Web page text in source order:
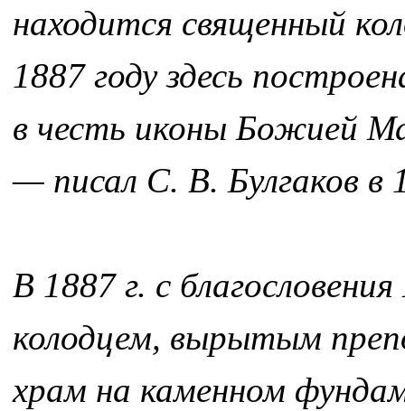
находится священный
1887 году здесь
в честь иконы Божией
— писал С. В. Булгаков в
В 1887 г. с
колодцем, вырытым
храм на каменном